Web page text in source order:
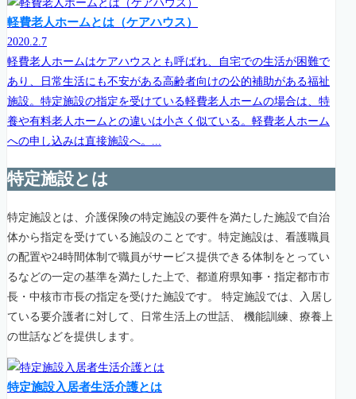
軽費老人ホームとは（ケアハウス）
2020.2.7
軽費老人ホームはケアハウスとも呼ばれ、自宅での生活が困難で
あり、日常生活にも不安がある高齢者向けの公的補助がある福祉
施設。特定施設の指定を受けている軽費老人ホームの場合は、特
養や有料老人ホームとの違いは小さく似ている。軽費老人ホーム
への申し込みは直接施設へ。...
特定施設とは
特定施設とは、介護保険の特定施設の要件を満たした施設で自治
体から指定を受けている施設のことです。特定施設は、看護職員
の配置や24時間体制で職員がサービス提供できる体制をとってい
るなどの一定の基準を満たした上で、都道府県知事・指定都市市
長・中核市市長の指定を受けた施設です。 特定施設では、入居し
ている要介護者に対して、日常生活上の世話、 機能訓練、療養上
の世話などを提供します。
特定施設入居者生活介護とは